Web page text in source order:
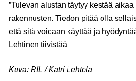
”Tulevan alustan täytyy kestää
rakennusten. Tiedon pitää olla
että sitä voidaan käyttää ja
Lehtinen tiivistää.
Kuva: RIL / Katri Lehtola